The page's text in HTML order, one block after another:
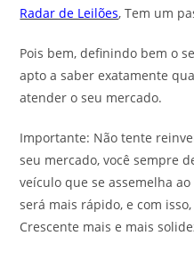
Radar de Leilões, Tem um
Pois bem, definindo bem o
apto a saber exatamente
atender o seu mercado.
Importante: Não tente
seu mercado, você sempre
veículo que se assemelha
será mais rápido, e com
Crescente mais e mais